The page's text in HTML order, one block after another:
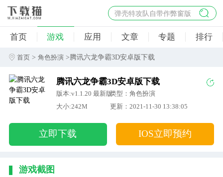
弹壳特攻队自带作弊窗版
杀手47行动
地狱幸存者破解版
首页 游戏 应用 文章 专题 排行
首页 >角色扮演 >腾讯六龙争霸3D安卓版下载
腾讯六龙争霸3D安卓版下载
版本:v1.1.20 最新版类型：角色扮演
大小:242M
更新：2021-11-30 13:38:05
立即下载 IOS立即预约
游戏截图